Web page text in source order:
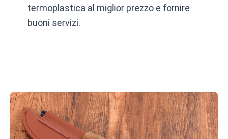
termoplastica al miglior prezzo e fornire
buoni servizi.